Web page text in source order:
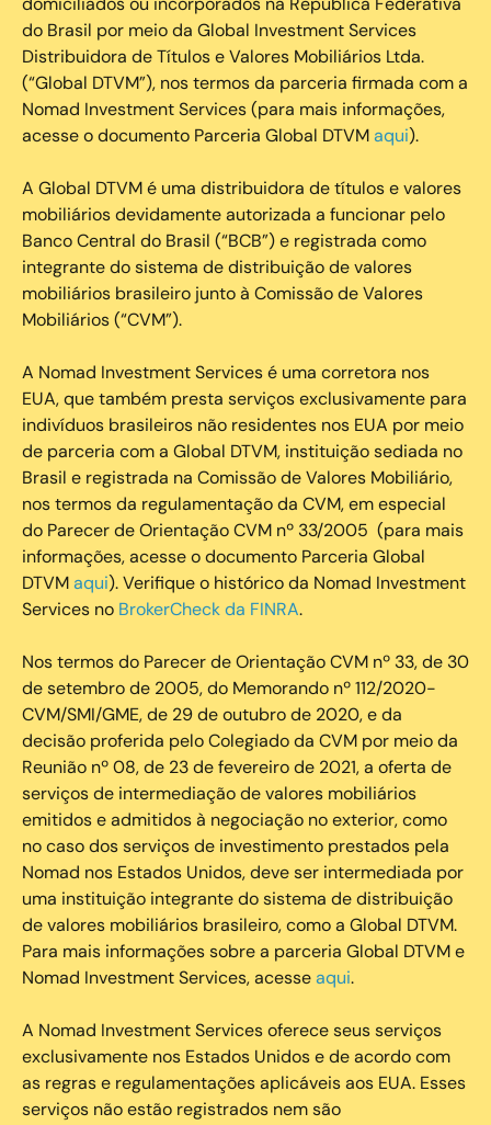
do Brasil por meio da Global Investment Services
Distribuidora de Títulos e Valores Mobiliários Ltda.
(“Global DTVM”), nos termos da parceria firmada com a
Nomad Investment Services (para mais informações,
acesse o documento Parceria Global DTVMaqui).
A Global DTVM é uma distribuidora de títulos e valores
mobiliários devidamente autorizada a funcionar pelo
Banco Central do Brasil (“BCB”) e registrada como
integrante do sistema de distribuição de valores
mobiliários brasileiro junto à Comissão de Valores
Mobiliários (“CVM”).
‍A Nomad Investment Services é uma corretora nos
EUA, que também presta serviços exclusivamente para
indivíduos brasileiros não residentes nos EUA por meio
de parceria com a Global DTVM, instituição sediada no
Brasil e registrada na Comissão de Valores Mobiliário,
nos termos da regulamentação da CVM, em especial
do Parecer de Orientação CVM nº 33/2005 (para mais
informações, acesse o documento Parceria Global
DTVMaqui). Verifique o histórico da Nomad Investment
Services no BrokerCheck da FINRA.
Nos termos do Parecer de Orientação CVM nº 33, de 30
de setembro de 2005, do Memorando nº 112/2020-
CVM/SMI/GME, de 29 de outubro de 2020, e da
decisão proferida pelo Colegiado da CVM por meio da
Reunião nº 08, de 23 de fevereiro de 2021, a oferta de
serviços de intermediação de valores mobiliários
emitidos e admitidos à negociação no exterior, como
no caso dos serviços de investimento prestados pela
Nomad nos Estados Unidos, deve ser intermediada por
uma instituição integrante do sistema de distribuição
de valores mobiliários brasileiro, como a Global DTVM.
Para mais informações sobre a parceria Global DTVM e
Nomad Investment Services, acesseaqui.
A Nomad Investment Services oferece seus serviços
exclusivamente nos Estados Unidos e de acordo com
as regras e regulamentações aplicáveis aos EUA. Esses
serviços não estão registrados nem são